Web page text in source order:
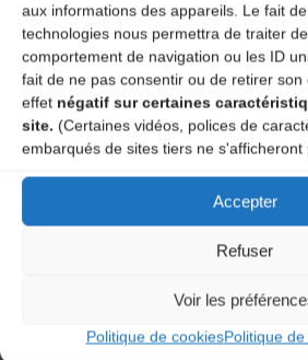
aux informations des appareils. Le fait
technologies nous permettra de traiter
comportement de navigation ou les ID
fait de ne pas consentir ou de retirer son
effet négatif sur certaines
site. (Certaines vidéos, polices de
embarqués de sites tiers ne s'afficheront
Accepter
Refuser
Voir les
Politique de cookiesPolitique
A DECOUVRIR :